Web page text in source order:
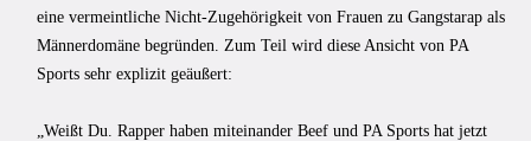
eine vermeintliche Nicht-Zugehörigkeit von Frauen zu Gangstarap als
Männerdomäne begründen. Zum Teil wird diese Ansicht von PA
Sports sehr explizit geäußert:
„Weißt Du. Rapper haben miteinander Beef und PA Sports hat jetzt